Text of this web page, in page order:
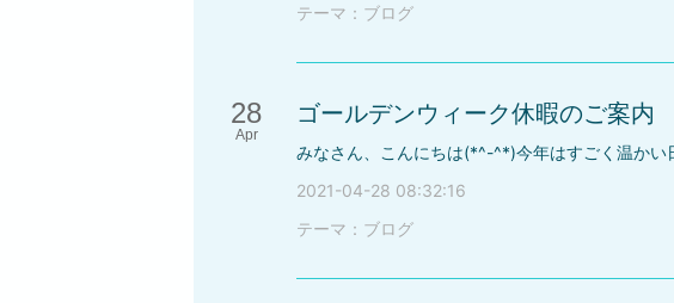
テーマ： ブログ
28
Apr
ゴールデンウィーク休暇のご案内
2021-04-28 08:32:16
テーマ： ブログ